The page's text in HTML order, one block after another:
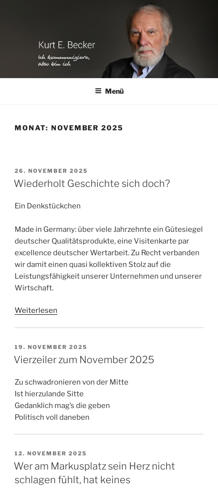
Menü
MONAT: NOVEMBER 2025
VERÖFFENTLICHT
AM
26. NOVEMBER 2025
Wiederholt Geschichte sich doch?
Ein Denkstückchen
Made in Germany: über viele Jahrzehnte ein Gütesiegel
deutscher Qualitätsprodukte, eine Visitenkarte par
excellence deutscher Wertarbeit. Zu Recht verbanden
wir damit einen quasi kollektiven Stolz auf die
Leistungsfähigkeit unserer Unternehmen und unserer
Wirtschaft.
Weiterlesen
VERÖFFENTLICHT
AM
19. NOVEMBER 2025
Vierzeiler zum November 2025
Zu schwadronieren von der Mitte
Ist hierzulande Sitte
Gedanklich mag’s die geben
Politisch voll daneben
VERÖFFENTLICHT
AM
12. NOVEMBER 2025
Wer am Markusplatz sein Herz nicht
schlagen fühlt, hat keines